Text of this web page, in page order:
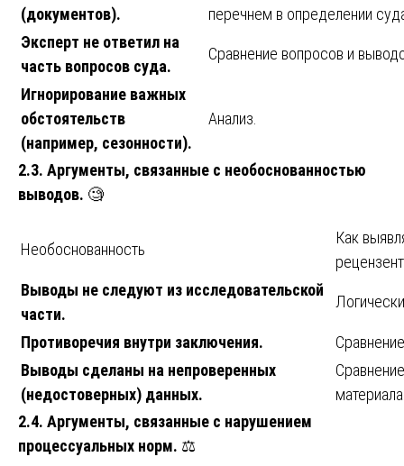
(документов).
перечнем в определении
Эксперт не ответил на
часть вопросов суда.
Сравнение вопросов и
Игнорирование важных
обстоятельств
(например, сезонности).
Анализ.
2.3. Аргументы, связанные с необоснованностью
выводов. 🧐
Необоснованность
Как
рецензент
Выводы не следуют из исследовательской
части.
Противоречия внутри заключения.
Выводы сделаны на непроверенных
(недостоверных) данных.
2.4. Аргументы, связанные с нарушением
процессуальных норм. ⚖️